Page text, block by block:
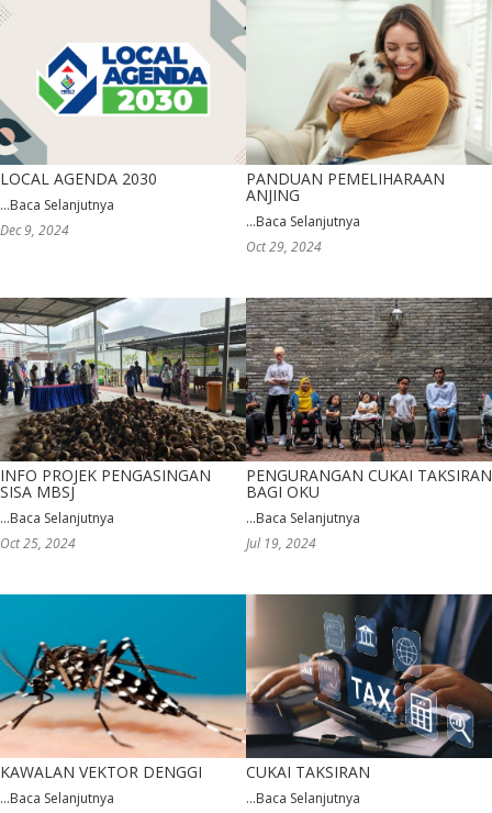
LOCAL AGENDA 2030
...Baca Selanjutnya
Dec 9, 2024
PANDUAN PEMELIHARAAN
ANJING
...Baca Selanjutnya
Oct 29, 2024
INFO PROJEK PENGASINGAN
SISA MBSJ
...Baca Selanjutnya
Oct 25, 2024
PENGURANGAN CUKAI TAKSIRAN
BAGI OKU
...Baca Selanjutnya
Jul 19, 2024
KAWALAN VEKTOR DENGGI
...Baca Selanjutnya
CUKAI TAKSIRAN
...Baca Selanjutnya